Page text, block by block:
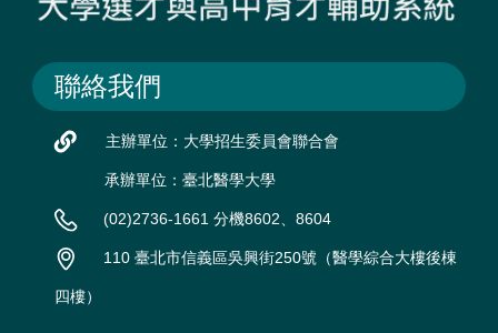
聯絡我們
主辦單位：大學招生委員會聯合會
承辦單位：臺北醫學大學
(02)2736-1661 分機8602、8604
110 臺北市信義區吳興街250號（醫學綜合大樓後棟
四樓）